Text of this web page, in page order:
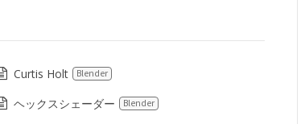
Curtis Holt Blender
ヘックスシェーダー Blender